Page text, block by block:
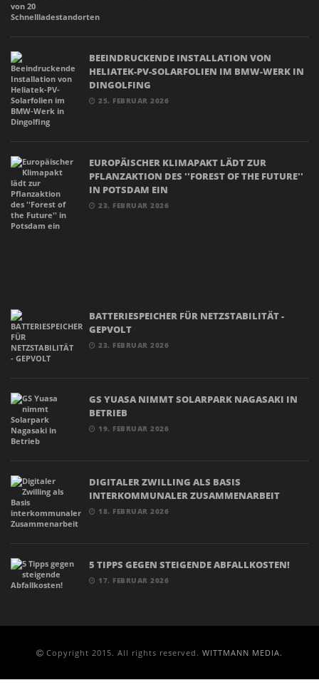
BEEINDRUCKENDE INSTALLATION VON
HELIATEK-PV-SOLARFOLIEN IM BMW-WERK IN
DINGOLFING
25. FEBRUAR 2026
EUROPÄISCHER KLIMAPAKT LÄDT ZUR
PFLANZAKTION DES ''FOREST OF THE FUTURE''
IN POTSDAM EIN
23. FEBRUAR 2026
BATTERIESPEICHER FÜR NETZSTABILITÄT -
GEPVOLT
23. FEBRUAR 2026
GS YUASA NIMMT SOLARPARK NAGASAKI IN
BETRIEB
19. FEBRUAR 2026
DIGITALER ZWILLING ALS BASIS
INTERKOMMUNALER ZUSAMMENARBEIT
18. FEBRUAR 2026
5 TIPPS GEGEN STEIGENDE ABFALLKOSTEN!
17. FEBRUAR 2026
Copyright 2015. All rights reserved. WITTMANN MEDIA.